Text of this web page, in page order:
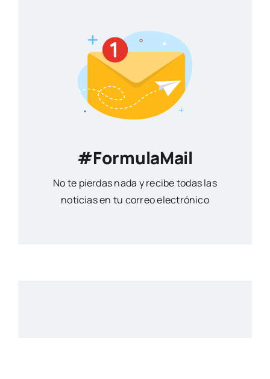
#FormulaMail
No te pierdas nada y recibe todas las
noticias en tu correo electrónico